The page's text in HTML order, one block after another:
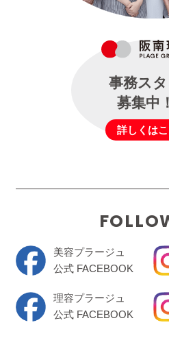
事務ス
募集中
詳しくは
美容プラージュ
公式 FACEBOOK
理容プラージュ
公式 FACEBOOK